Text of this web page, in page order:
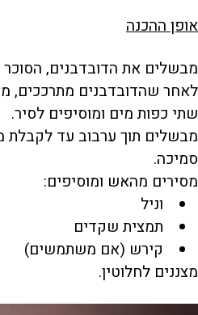
אופן ההכנה
מבשלים את הדובדבנים, הסוכר
לאחר שהדובדבנים מתרככים,
שתי כפות מים ומוסיפים לסיר.
מבשלים תוך ערבוב עד
סמיכה.
מסירים מהאש ומוסיפים:
וניל
תמצית שקדים
קירש (אם משתמשים)
מצננים לחלוטין.